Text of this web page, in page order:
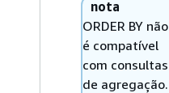
nota
ORDER BY não
é compatível
com consultas
de agregação.